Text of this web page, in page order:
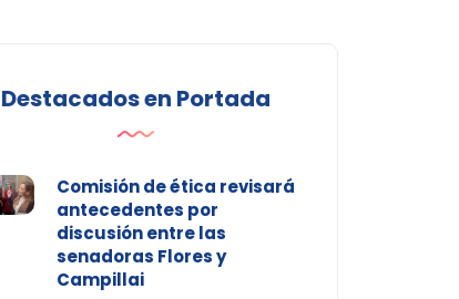
Destacados en Portada
Comisión de ética revisará
antecedentes por
discusión entre las
senadoras Flores y
Campillai